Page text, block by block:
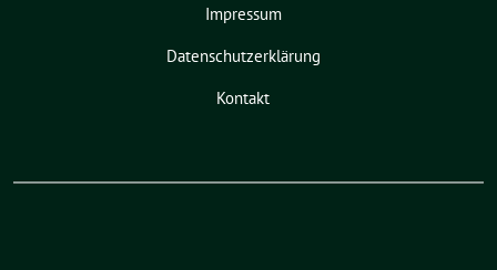
Impressum
Datenschutzerklärung
Kontakt